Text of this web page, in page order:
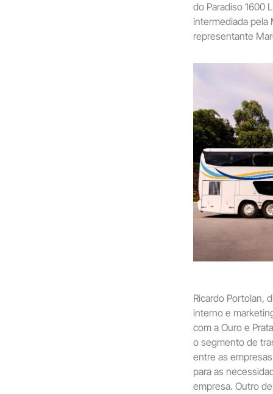
do Paradiso 1600
intermediada pela
representante
Ricardo Portolan,
interno e
com a Ouro e
o segmento de
entre as
para as
empresa. Outro